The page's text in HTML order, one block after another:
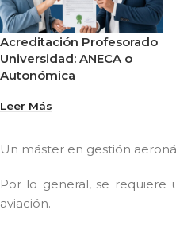
Acreditación Profesorado
Universidad: ANECA o
Autonómica
Leer Más
Un máster en gestión
Por lo general, se requiere
aviación.